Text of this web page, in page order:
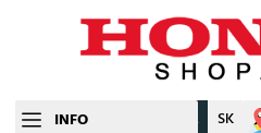
INFO CZ SK